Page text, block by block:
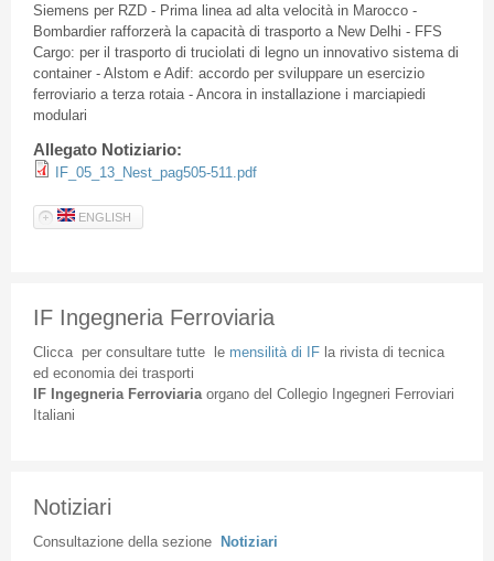
Siemens per RZD - Prima linea ad alta velocità in Marocco -
Bombardier rafforzerà la capacità di trasporto a New Delhi - FFS
Cargo: per il trasporto di truciolati di legno un innovativo sistema di
container - Alstom e Adif: accordo per sviluppare un esercizio
ferroviario a terza rotaia - Ancora in installazione i marciapiedi
modulari
Allegato Notiziario:
IF_05_13_Nest_pag505-511.pdf
ENGLISH
IF Ingegneria Ferroviaria
Cliccaper consultare tuttele mensilità di IFla rivista di tecnica
ed economia dei trasporti
IF Ingegneria Ferroviaria organodel Collegio Ingegneri Ferroviari
Italiani
Notiziari
Consultazione della sezione Notiziari